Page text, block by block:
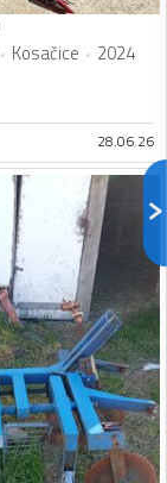
Kosačice 2024
28.06.26